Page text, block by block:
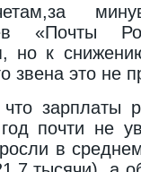
«Почты
но к
звена это не
что зарплаты
почти не
в